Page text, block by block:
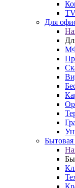
Для
Бытовая